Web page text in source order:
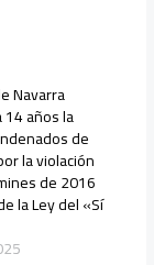
Navarra
años la
de
la violación
de 2016
la Ley del «Sí